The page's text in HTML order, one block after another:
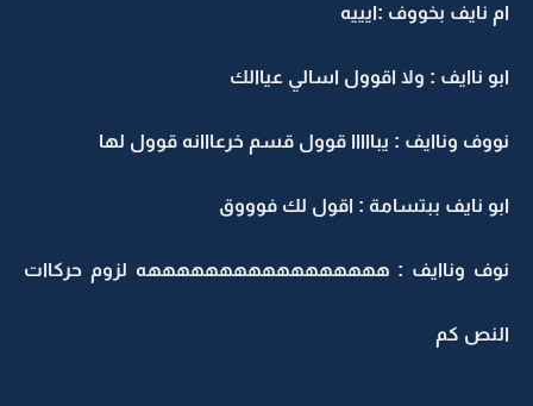
ام نايف بخووف :ايييه
ابو ناايف : ولا اقوول اسالي عياالك
نووف وناايف : يبااااا قوول قسم خرعااانه قوول لها
ابو نايف ببتسامة : اقول لك فوووق
نوف وناايف : هههههههههههههههههه لزوم حركاات
النص كم